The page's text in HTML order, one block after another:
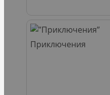
Приключения